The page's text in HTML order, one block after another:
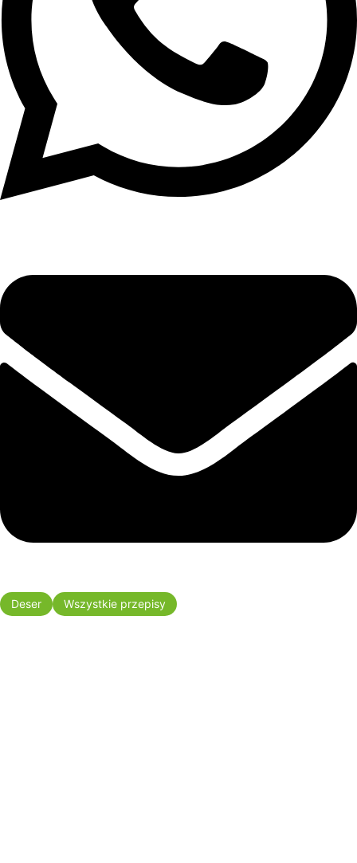
Deser Wszystkie przepisy